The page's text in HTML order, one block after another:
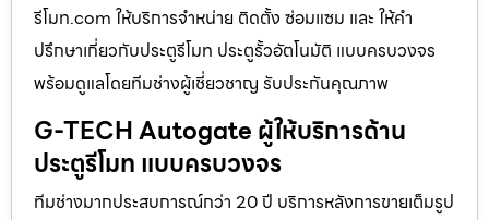
รีโมท.com ให้บริการจำหน่าย ติดตั้ง ซ่อมแซม และ ให้คำ
ปรึกษาเกี่ยวกับประตูรีโมท ประตูรั้วอัตโนมัติ แบบครบวงจร
พร้อมดูแลโดยทีมช่างผู้เชี่ยวชาญ รับประกันคุณภาพ
G-TECH Autogate ผู้ให้บริการด้าน
ประตูรีโมท แบบครบวงจร
ทีมช่างมากประสบการณ์กว่า 20 ปี บริการหลังการขายเต็มรูป